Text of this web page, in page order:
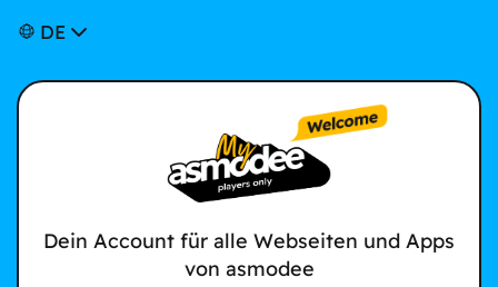
DE
Dein Account für alle Webseiten und Apps
von asmodee